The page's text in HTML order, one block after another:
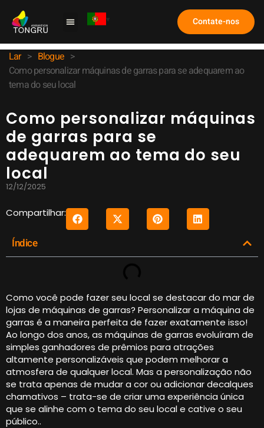
Contate-nos
Lar > Blogue >
Como personalizar máquinas de garras para se adequarem ao
tema do seu local
Como personalizar máquinas
de garras para se
adequarem ao tema do seu
local
12/12/2025
Compartilhar:
Índice
Como você pode fazer seu local se destacar do mar de
lojas de máquinas de garras? Personalizar a máquina de
garras é a maneira perfeita de fazer exatamente isso!
Ao longo dos anos, as máquinas de garras evoluíram de
simples ganhadores de prêmios para atrações
altamente personalizáveis ​​que podem melhorar a
atmosfera de qualquer local. Mas a personalização não
se trata apenas de mudar a cor ou adicionar decalques
chamativos – trata-se de criar uma experiência única
que se alinhe com o tema do seu local e cative o seu
público..